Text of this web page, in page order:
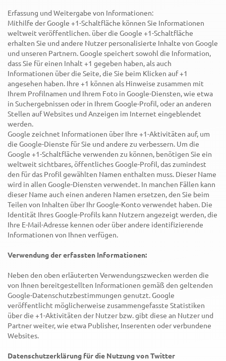
Erfassung und Weitergabe von Informationen:
Mithilfe der Google +1-Schaltfläche können Sie Informationen
weltweit veröffentlichen. über die Google +1-Schaltfläche
erhalten Sie und andere Nutzer personalisierte Inhalte von Google
und unseren Partnern. Google speichert sowohl die Information,
dass Sie für einen Inhalt +1 gegeben haben, als auch
Informationen über die Seite, die Sie beim Klicken auf +1
angesehen haben. Ihre +1 können als Hinweise zusammen mit
Ihrem Profilnamen und Ihrem Foto in Google-Diensten, wie etwa
in Suchergebnissen oder in Ihrem Google-Profil, oder an anderen
Stellen auf Websites und Anzeigen im Internet eingeblendet
werden.
Google zeichnet Informationen über Ihre +1-Aktivitäten auf, um
die Google-Dienste für Sie und andere zu verbessern. Um die
Google +1-Schaltfläche verwenden zu können, benötigen Sie ein
weltweit sichtbares, öffentliches Google-Profil, das zumindest
den für das Profil gewählten Namen enthalten muss. Dieser Name
wird in allen Google-Diensten verwendet. In manchen Fällen kann
dieser Name auch einen anderen Namen ersetzen, den Sie beim
Teilen von Inhalten über Ihr Google-Konto verwendet haben. Die
Identität Ihres Google-Profils kann Nutzern angezeigt werden, die
Ihre E-Mail-Adresse kennen oder über andere identifizierende
Informationen von Ihnen verfügen.
Verwendung der erfassten Informationen:
Neben den oben erläuterten Verwendungszwecken werden die
von Ihnen bereitgestellten Informationen gemäß den geltenden
Google-Datenschutzbestimmungen genutzt. Google
veröffentlicht möglicherweise zusammengefasste Statistiken
über die +1-Aktivitäten der Nutzer bzw. gibt diese an Nutzer und
Partner weiter, wie etwa Publisher, Inserenten oder verbundene
Websites.
Datenschutzerklärung für die Nutzung von Twitter